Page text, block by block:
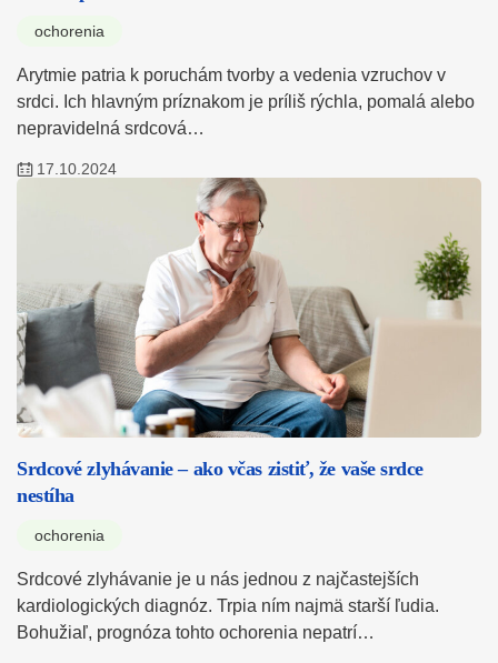
ochorenia
Arytmie patria k poruchám tvorby a vedenia vzruchov v
srdci. Ich hlavným príznakom je príliš rýchla, pomalá alebo
nepravidelná srdcová…
17.10.2024
Srdcové zlyhávanie – ako včas zistiť, že vaše srdce
nestíha
ochorenia
Srdcové zlyhávanie je u nás jednou z najčastejších
kardiologických diagnóz. Trpia ním najmä starší ľudia.
Bohužiaľ, prognóza tohto ochorenia nepatrí…